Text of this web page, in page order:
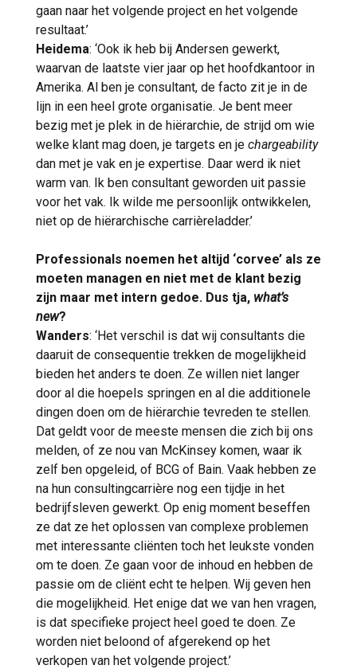
gaan naar het volgende project en het volgende
resultaat.’
Heidema: ‘Ook ik heb bij Andersen gewerkt,
waarvan de laatste vier jaar op het hoofdkantoor in
Amerika. Al ben je consultant, de facto zit je in de
lijn in een heel grote organisatie. Je bent meer
bezig met je plek in de hiërarchie, de strijd om wie
welke klant mag doen, je targets en je chargeability
dan met je vak en je expertise. Daar werd ik niet
warm van. Ik ben consultant geworden uit passie
voor het vak. Ik wilde me persoonlijk ontwikkelen,
niet op de hiërarchische carrièreladder.’
Professionals noemen het altijd ‘corvee’ als ze
moeten managen en niet met de klant bezig
zijn maar met intern gedoe. Dus tja, what’s
new?
Wanders: ‘Het verschil is dat wij consultants die
daaruit de consequentie trekken de mogelijkheid
bieden het anders te doen. Ze willen niet langer
door al die hoepels springen en al die additionele
dingen doen om de hiërarchie tevreden te stellen.
Dat geldt voor de meeste mensen die zich bij ons
melden, of ze nou van McKinsey komen, waar ik
zelf ben opgeleid, of BCG of Bain. Vaak hebben ze
na hun consultingcarrière nog een tijdje in het
bedrijfsleven gewerkt. Op enig moment beseffen
ze dat ze het oplossen van complexe problemen
met interessante cliënten toch het leukste vonden
om te doen. Ze gaan voor de inhoud en hebben de
passie om de cliënt echt te helpen. Wij geven hen
die mogelijkheid. Het enige dat we van hen vragen,
is dat specifieke project heel goed te doen. Ze
worden niet beloond of afgerekend op het
verkopen van het volgende project.’